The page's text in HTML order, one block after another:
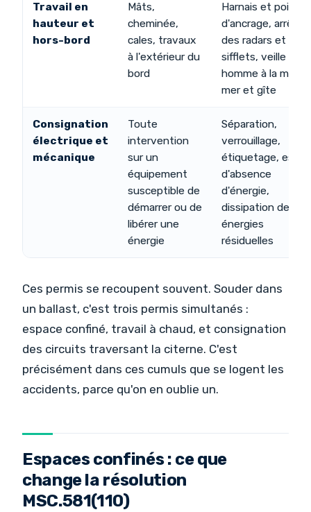
Travail en
hauteur et
hors-bord
Mâts,
cheminée,
cales, travaux
à l'extérieur du
bord
Harnais et points
d'ancrage, arrêt
des radars et
sifflets, veille
homme à la mer,
mer et gîte
Consignation
électrique et
mécanique
Toute
intervention
sur un
équipement
susceptible de
démarrer ou de
libérer une
énergie
Séparation,
verrouillage,
étiquetage, essai
d'absence
d'énergie,
dissipation des
énergies
résiduelles
Ces permis se recoupent souvent. Souder dans
un ballast, c'est trois permis simultanés :
espace confiné, travail à chaud, et consignation
des circuits traversant la citerne. C'est
précisément dans ces cumuls que se logent les
accidents, parce qu'on en oublie un.
Espaces confinés : ce que
change la résolution
MSC.581(110)